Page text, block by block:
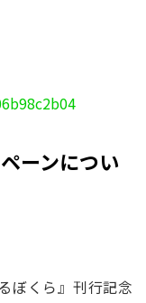
ーンについ
ぼくら』刊行記念